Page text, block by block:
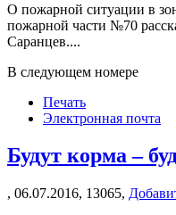
О пожарной ситуации в
пожарной части №70
Саранцев....
В следующем номере
Печать
Электронная почта
Будут корма –
, 06.07.2016, 13065,